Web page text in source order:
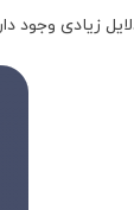
زیادی وجود